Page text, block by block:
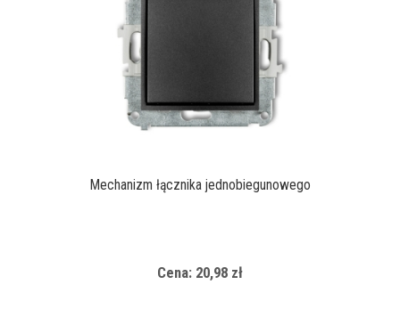
Mechanizm łącznika jednobiegunowego
Cena: 20,98 zł